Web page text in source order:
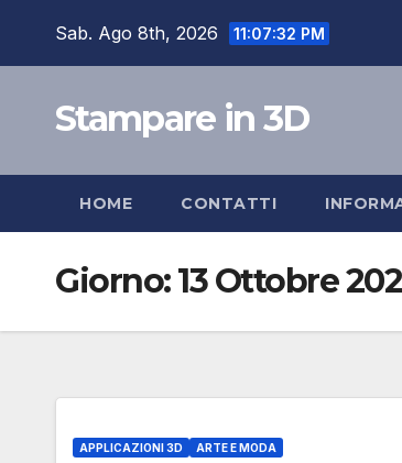
Sab. Ago 8th, 2026 11:07:33 PM
Stampare in 3D
HOME CONTATTI
Giorno:13 Ottobre
APPLICAZIONI 3D ARTE E MODA